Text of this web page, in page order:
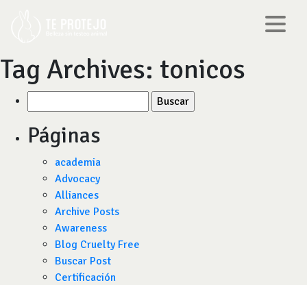
Tag Archives: tonicos
por:
Páginas
academia
Advocacy
Alliances
Archive Posts
Awareness
Blog Cruelty Free
Buscar Post
Certificación